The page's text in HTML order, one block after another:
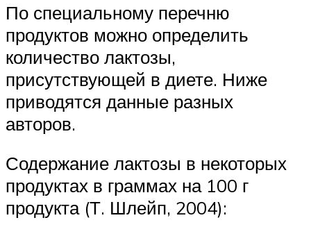
По специальному перечню
продуктов можно определить
количество лактозы,
присутствующей в диете. Ниже
приводятся данные разных
авторов.
Содержание лактозы в некоторых
продуктах в граммах на 100 г
продукта (Т. Шлейп, 2004):